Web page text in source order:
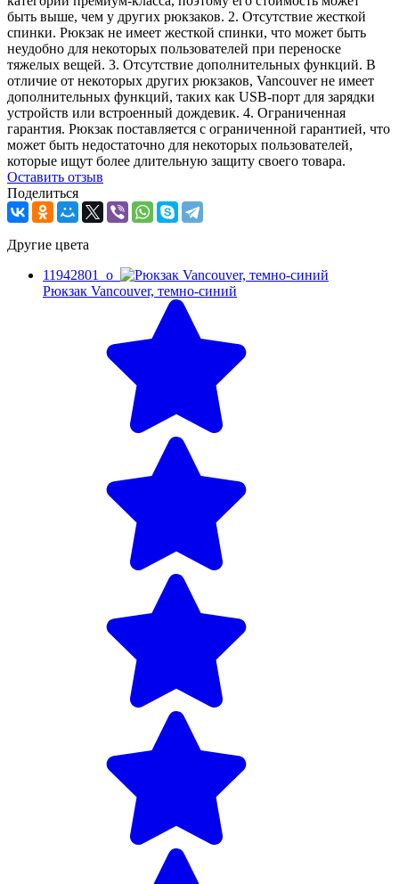
быть выше, чем у других рюкзаков. 2. Отсутствие жесткой
спинки. Рюкзак не имеет жесткой спинки, что может быть
неудобно для некоторых пользователей при переноске
тяжелых вещей. 3. Отсутствие дополнительных функций. В
отличие от некоторых других рюкзаков, Vancouver не имеет
дополнительных функций, таких как USB-порт для зарядки
устройств или встроенный дождевик. 4. Ограниченная
гарантия. Рюкзак поставляется с ограниченной гарантией, что
может быть недостаточно для некоторых пользователей,
которые ищут более длительную защиту своего товара.
Оcтавить отзыв
Поделиться
Другие цвета
11942801_o
Рюкзак Vancouver, темно-синий